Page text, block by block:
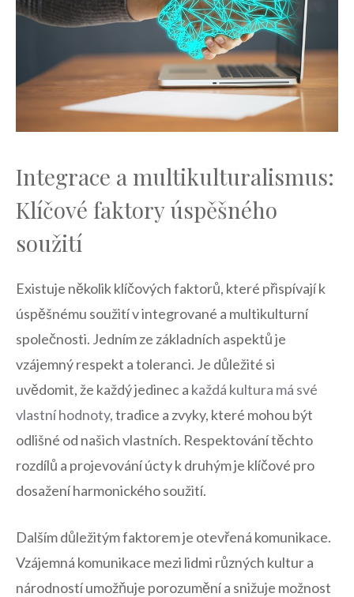
Integrace a ​multikulturalismus:
Klíčové faktory úspěšného
soužití
Existuje několik klíčových faktorů, které přispívají k
úspěšnému soužití‍ v integrované a‍ multikulturní
společnosti.⁢ Jedním ze základních aspektů je
⁢vzájemný respekt a‌ toleranci. ‍Je důležité si
uvědomit,‍ že⁤ každý jedinec a každá kultura má své
‍vlastní hodnoty, tradice a zvyky, které⁣ mohou být
⁢odlišné ⁤od našich vlastních. Respektování těchto
rozdílů a projevování⁣ úcty k druhým je klíčové pro
dosažení harmonického soužití.
Dalším⁣ důležitým faktorem je otevřená komunikace.
Vzájemná komunikace⁣ mezi lidmi různých kultur a⁤
národností umožňuje ​porozumění a snižuje možnost